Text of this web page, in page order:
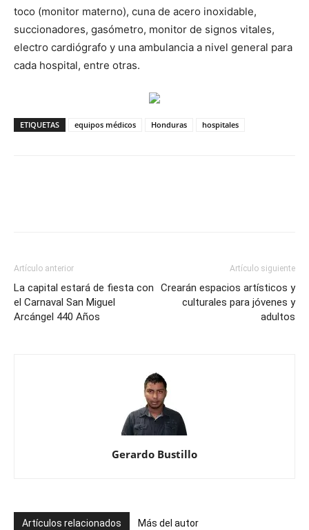
toco (monitor materno), cuna de acero inoxidable,
succionadores, gasómetro, monitor de signos vitales,
electro cardiógrafo y una ambulancia a nivel general para
cada hospital, entre otras.
ETIQUETAS equipos médicos Honduras hospitales
Artículo anterior
La capital estará de fiesta con
el Carnaval San Miguel
Arcángel 440 Años
Artículo siguiente
Crearán espacios artísticos y
culturales para jóvenes y
adultos
Gerardo Bustillo
Artículos relacionados Más del autor